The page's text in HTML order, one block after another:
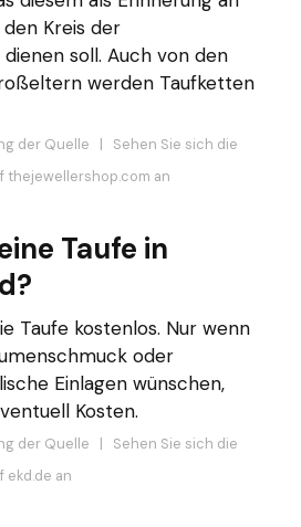
Kreis der
soll. Auch von den
werden Taufketten
der Quelle | Sehen Sie sich die
thejewellershop.com an
Taufe in
Taufe kostenlos. Nur wenn
oder
Einlagen wünschen,
Kosten.
der Quelle | Sehen Sie sich die
an